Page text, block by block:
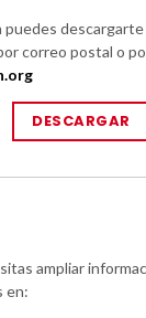
puedes
correo postal o
DESCARGAR
ampliar
en: